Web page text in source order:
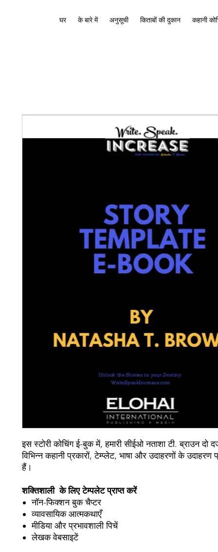
घर के बारे में अनुसूची किताबों की दुकान कहानी
इस स्टोरी कोचिंग ई-बुक में, हमारी सीईओ नताशा टी. ब्राउन दो
विभिन्न कहानी प्रकारों, टेम्प्लेट, भाषा और उदाहरणों के उदाहरण
हैं।
शक्तिशाली के लिए टेम्पलेट प्राप्त करें
नॉन-फिक्शन बुक चैप्टर
व्यावसायिक आत्मकथाएँ
मीडिया और प्रभावशाली पिचें
लेखक वेबसाइटें